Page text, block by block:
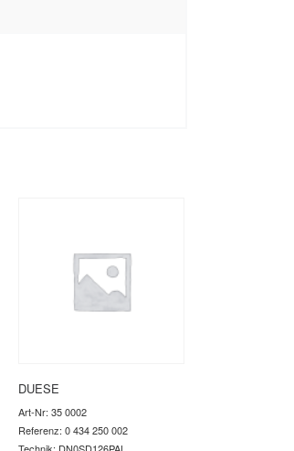
DUESE
Art-Nr: 35 0002
Referenz: 0 434 250 002
Technik: DN0SD126PAL